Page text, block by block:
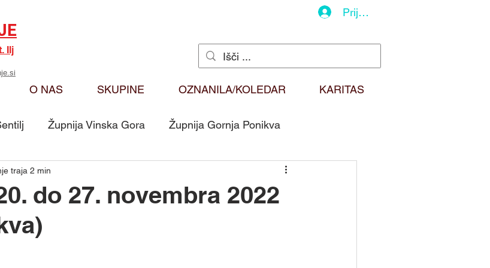
Ilj
Prijava
O NAS SKUPINE OZNANILA/KOLEDAR KARITAS
Župnija Vinska Gora Župnija Gornja Ponikva
Karitas Duhovna misel
Sv. Martin
do 27. novembra 2022
traja 2 min